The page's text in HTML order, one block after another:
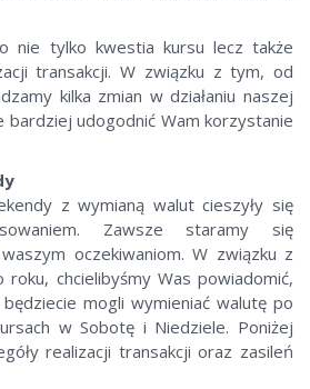
nie tylko kwestia kursu lecz także
transakcji. W związku z tym, od
kilka zmian w działaniu naszej
udogodnić Wam korzystanie
z wymianą walut cieszyły się
Zawsze staramy się
oczekiwaniom. W związku z
chcielibyśmy Was powiadomić,
mogli wymieniać walutę po
w Sobotę i Niedziele. Poniżej
realizacji transakcji oraz zasileń